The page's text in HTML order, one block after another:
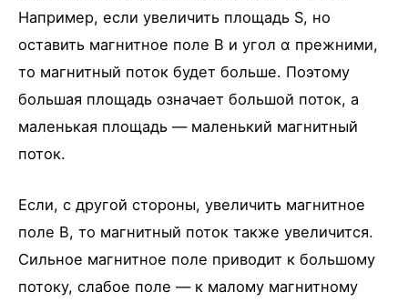
Например, если увеличить площадь S, но
оставить магнитное поле B и угол α прежними,
то магнитный поток будет больше. Поэтому
большая площадь означает большой поток, а
маленькая площадь — маленький магнитный
поток.
Если, с другой стороны, увеличить магнитное
поле B, то магнитный поток также увеличится.
Сильное магнитное поле приводит к большому
потоку, слабое поле — к малому магнитному